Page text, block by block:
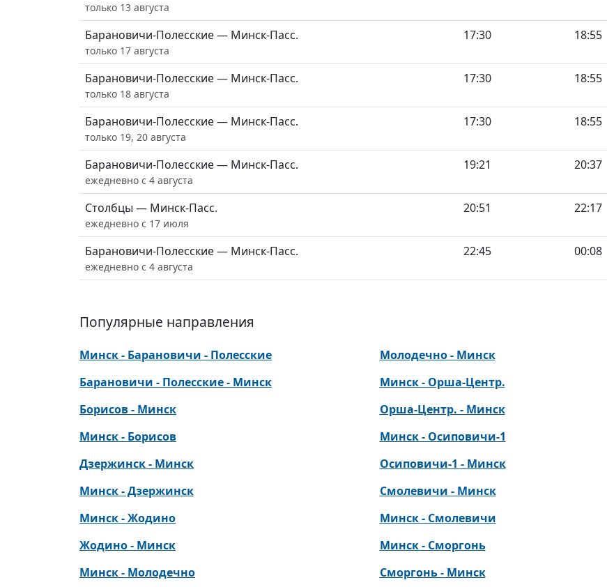
только 13 августа
Барановичи-Полесские — Минск-Пасс.
только 17 августа
17:30 18:55
Барановичи-Полесские — Минск-Пасс.
только 18 августа
17:30 18:55
Барановичи-Полесские — Минск-Пасс.
только 19, 20 августа
17:30 18:55
Барановичи-Полесские — Минск-Пасс.
ежедневно с 4 августа
19:21 20:37
Столбцы — Минск-Пасс.
ежедневно с 17 июля
20:51 22:17
Барановичи-Полесские — Минск-Пасс.
ежедневно с 4 августа
22:45 00:08
Популярные направления
Минск - Барановичи - Полесские
Барановичи - Полесские - Минск
Борисов - Минск
Минск - Борисов
Дзержинск - Минск
Минск - Дзержинск
Минск - Жодино
Жодино - Минск
Минск - Молодечно
Молодечно - Минск
Минск - Орша-Центр.
Орша-Центр. - Минск
Минск - Осиповичи-1
Осиповичи-1 - Минск
Смолевичи - Минск
Минск - Смолевичи
Минск - Сморгонь
Сморгонь - Минск